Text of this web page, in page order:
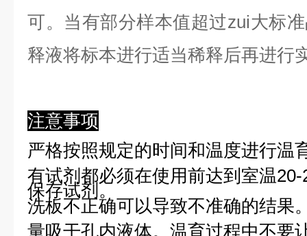
可。当有部分样本值超过zui大标
释液将标本进行适当稀释后再进行
注意事项
严格按照规定的时间和温度进行温
有试剂都必须在使用前达到室温
保存试剂。
洗板不正确可以导致不准确的结果
量吸干孔内液体。温育过程中不要